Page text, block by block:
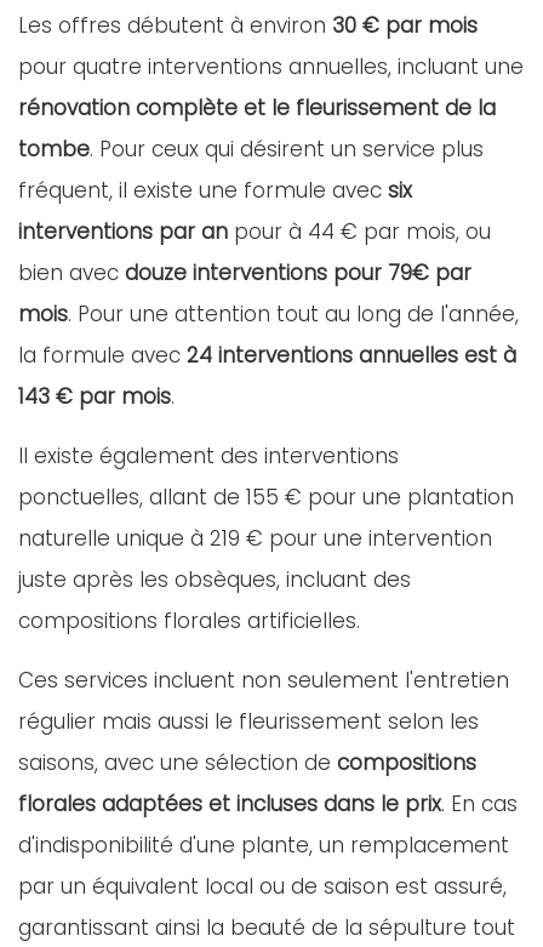
Les offres débutent à environ 30 € par mois
pour quatre interventions annuelles, incluant une
rénovation complète et le fleurissement de la
tombe. Pour ceux qui désirent un service plus
fréquent, il existe une formule avec six
interventions par an pour à 44 € par mois, ou
bien avec douze interventions pour 79€ par
mois. Pour une attention tout au long de l'année,
la formule avec 24 interventions annuelles est à
143 € par mois.
Il existe également des interventions
ponctuelles, allant de 155 € pour une plantation
naturelle unique à 219 € pour une intervention
juste après les obsèques, incluant des
compositions florales artificielles.
Ces services incluent non seulement l'entretien
régulier mais aussi le fleurissement selon les
saisons, avec une sélection de compositions
florales adaptées et incluses dans le prix. En cas
d'indisponibilité d'une plante, un remplacement
par un équivalent local ou de saison est assuré,
garantissant ainsi la beauté de la sépulture tout